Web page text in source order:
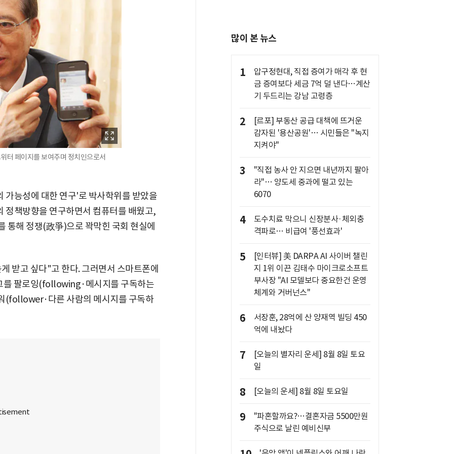
터 페이지를 보여주며 정치인으로서
가능성에 대한 연구'로 박사학위를 받았을
책방향을 연구하면서 컴퓨터를 배웠고,
통해 정쟁(政爭)으로 꽉막힌 국회 현실에
받고 싶다"고 한다. 그러면서 스마트폰에
를 팔로잉(following·메시지를 구독하는
(follower·다른 사람의 메시지를 구독하
많이 본 뉴스
1
압구정현대, 직접 증여가 매각 후 현
금 증여보다 세금 7억 덜 낸다…계산
기 두드리는 강남 고령층
2
[르포] 부동산 공급 대책에 뜨거운
감자된 '용산공원'… 시민들은 "녹지
지켜야"
3
"직접 농사 안 지으면 내년까지 팔아
라"… 양도세 중과에 떨고 있는
6070
4
도수치료 막으니 신장분사·체외충
격파로… 비급여 '풍선효과'
5
[인터뷰] 美 DARPA AI 사이버 챌린
지 1위 이끈 김태수 마이크로소프트
부사장 "AI 모델보다 중요한건 운영
체계와 거버넌스"
6
서장훈, 28억에 산 양재역 빌딩 450
억에 내놨다
7
[오늘의 별자리 운세] 8월 8일 토요
일
8 [오늘의 운세] 8월 8일 토요일
9
"파혼할까요?…결혼자금 5500만원
주식으로 날린 예비신부